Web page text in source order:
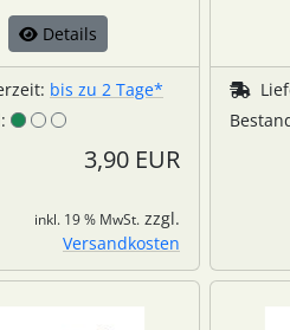
Details
bis zu 2 Tage*
3,90 EUR
inkl. 19 % MwSt. zzgl.
Versandkosten